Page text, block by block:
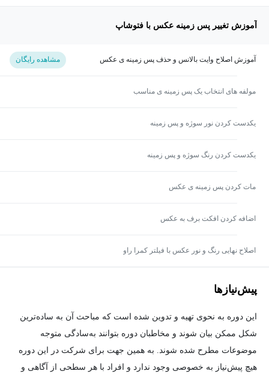
آموزش تغییر پس زمینه عکس با فتوشاپ
آموزش اصلاح وایت بالانس و حذف پس زمینه ی عکس مشاهده رایگان
مولفه های انتخاب یک پس زمینه ی مناسب
یکدست کردن نور سوژه و پس زمینه
یکدست کردن رنگ سوژه و پس زمینه
مات کردن پس زمینه ی عکس
اضافه کردن افکت برف به عکس
اصلاح نهایی رنگ و نور عکس با فیلتر کمرا راو
پیش‌نیاز‌ها
این دوره به نحوی تهیه و تدوین شده است که مباحث آن به ساده‌ترین
شکل ممکن بیان شوند و مخاطبان دوره بتوانند به‌سادگی متوجه
موضوعات مطرح شده شوند. به همین جهت برای شرکت در این دوره
هیچ پیش‌نیاز به خصوصی وجود ندارد و افراد با هر سطحی از آگاهی و